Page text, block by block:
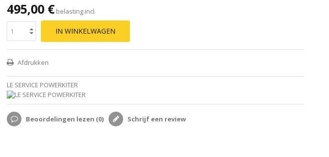
495,00 € belasting incl.
IN WINKELWAGEN
Afdrukken
LE SERVICE POWERKITER
Beoordelingen lezen (0) Schrijf een review